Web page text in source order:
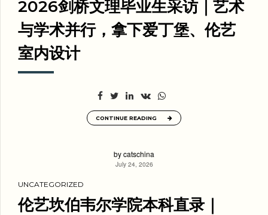
2026剑桥文理毕业生采访｜艺术
与学术并行，拿下爱丁堡、伦艺
室内设计
CONTINUE READING
by catschina
July 24, 2026
UNCATEGORIZED
伦艺坎伯韦尔学院本科直录｜